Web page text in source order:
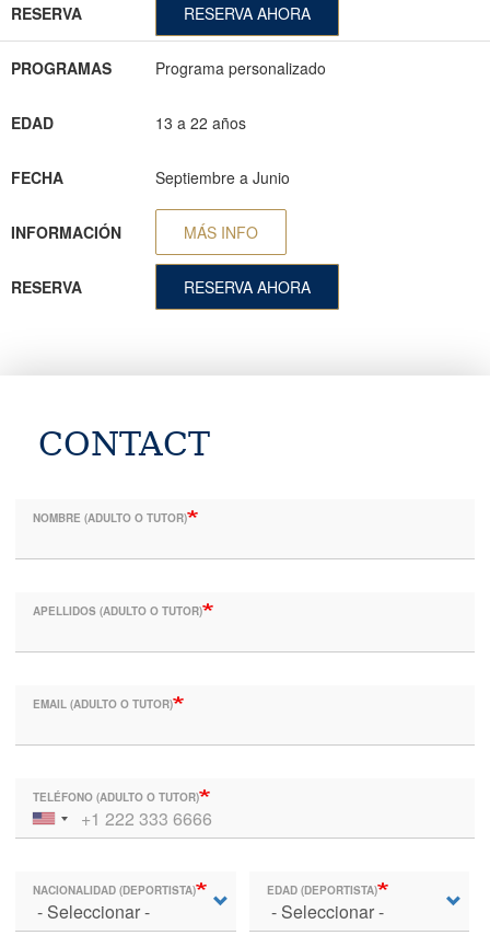
RESERVA RESERVA AHORA
PROGRAMAS Programa personalizado
EDAD 13 a 22 años
FECHA Septiembre a Junio
INFORMACIÓN MÁS INFO
RESERVA RESERVA AHORA
CONTACT
NOMBRE (ADULTO O TUTOR)
APELLIDOS (ADULTO O TUTOR)
EMAIL (ADULTO O TUTOR)
TELÉFONO (ADULTO O TUTOR)
NACIONALIDAD (DEPORTISTA) EDAD (DEPORTISTA)